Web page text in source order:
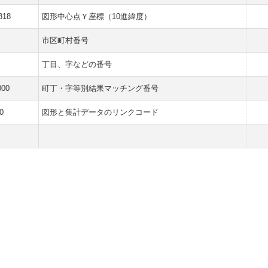
図形中心点Ｙ座標（10進緯度）
市区町村番号
丁目、字などの番号
町丁・字等別結果マッチング番号
図形と集計データのリンクコード